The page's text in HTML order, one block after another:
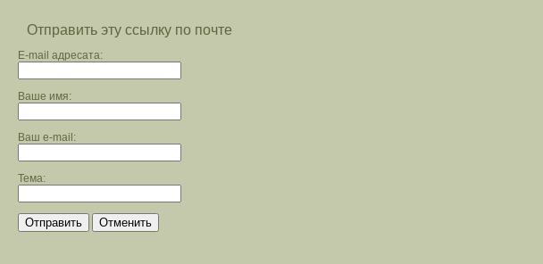
Отправить эту ссылку по почте
E-mail адресата:
Ваше имя:
Ваш e-mail:
Тема:
Отправить Отменить